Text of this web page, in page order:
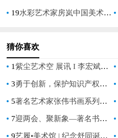
19水彩艺术家房岚中国美术通史篇章
猜你喜欢
1紫尘艺术空 展讯 I 李宏斌作品展【游心造境】
3勇于创新，保护知识产权——北京国域智联董事长马明基
5著名艺术家张伟书画系列作品欣赏——2023艺术名家推荐
7迎两会、聚新象—著名书法家潘志毅作品欣赏
9艺履•美术馆 | 纪念舒同诞辰120周年书法特展（上）